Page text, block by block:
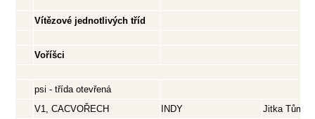
Vítězové jednotlivých tříd
Voříšci
psi - třída otevřená
V1, CACVOŘECH
INDY Jitka